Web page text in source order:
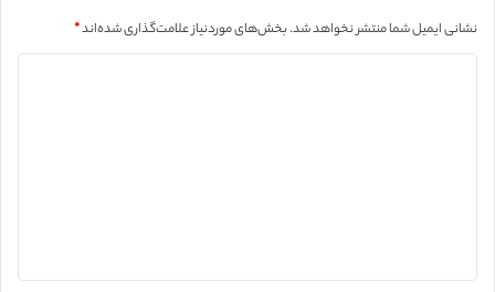
نشانی ایمیل شما منتشر نخواهد شد.بخش‌های موردنیاز علامت‌گذاری شده‌اند*